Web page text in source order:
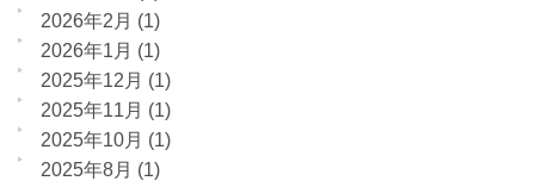
2026年2月 (1)
2026年1月 (1)
2025年12月 (1)
2025年11月 (1)
2025年10月 (1)
2025年8月 (1)